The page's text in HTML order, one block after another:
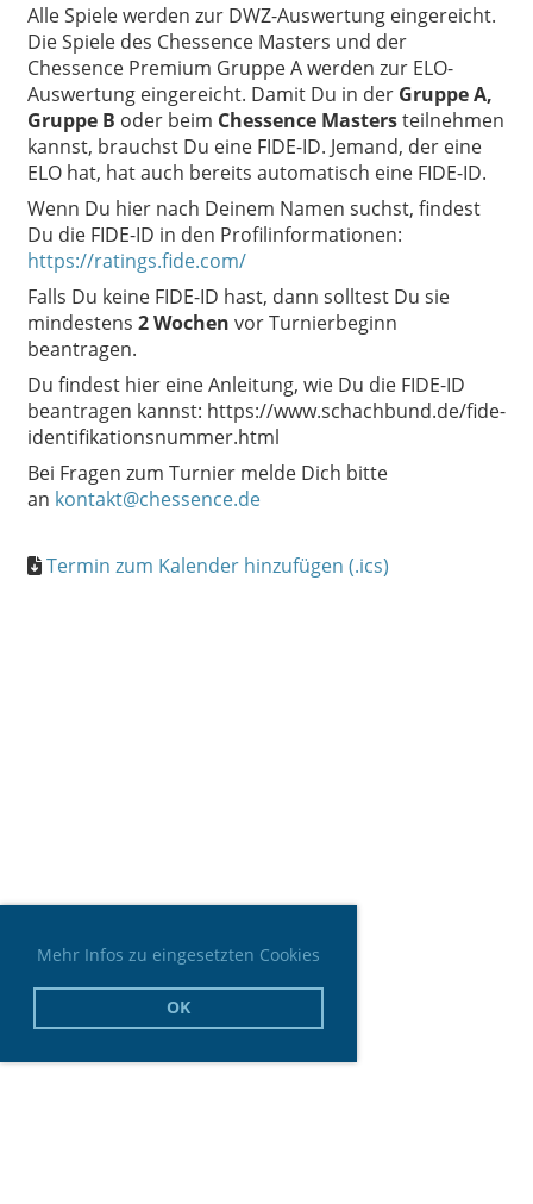
Mehr Infos zu eingesetzten Cookies
OK
Alle Spiele werden zur DWZ-Auswertung eingereicht.
Die Spiele des Chessence Masters und der
Chessence Premium Gruppe A werden zur ELO-
Auswertung eingereicht. Damit Du in der Gruppe A,
Gruppe B oder beim Chessence Mastersteilnehmen
kannst, brauchst Du eine FIDE-ID. Jemand, der eine
ELO hat, hat auch bereits automatisch eine FIDE-ID.
Wenn Du hier nach Deinem Namen suchst, findest
Du die FIDE-ID in den Profilinformationen:
https://ratings.fide.com/
Falls Du keine FIDE-ID hast, dann solltest Du sie
mindestens 2 Wochen vor Turnierbeginn
beantragen.
Du findest hier eine Anleitung, wie Du die FIDE-ID
beantragen kannst: https://www.schachbund.de/fide-
identifikationsnummer.html
Bei Fragen zum Turnier melde Dich bitte
an kontakt@chessence.de
Termin zum Kalender hinzufügen (.ics)